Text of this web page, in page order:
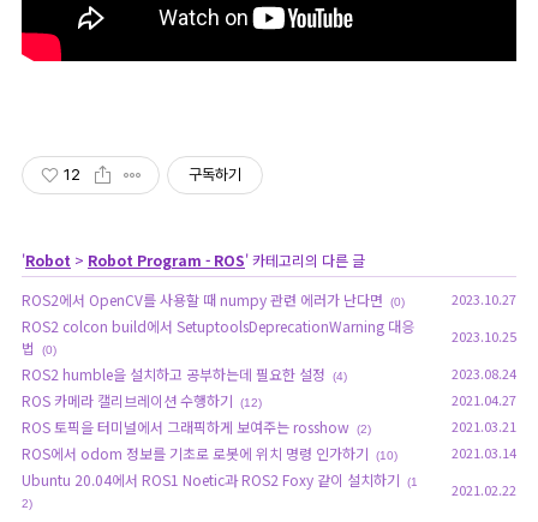
12 구독하기
'Robot > Robot Program - ROS' 카테고리의 다른 글
ROS2에서 OpenCV를 사용할 때 numpy 관련 에러가 난다면
(0) 2023.10.27
ROS2 colcon build에서 SetuptoolsDeprecationWarning 대응
법
(0)
2023.10.25
ROS2 humble을 설치하고 공부하는데 필요한 설정 (4) 2023.08.24
ROS 카메라 캘리브레이션 수행하기 (12) 2021.04.27
ROS 토픽을 터미널에서 그래픽하게 보여주는 rosshow (2) 2021.03.21
ROS에서 odom 정보를 기초로 로봇에 위치 명령 인가하기 (10) 2021.03.14
Ubuntu 20.04에서 ROS1 Noetic과 ROS2 Foxy 같이 설치하기
(1
2)
2021.02.22